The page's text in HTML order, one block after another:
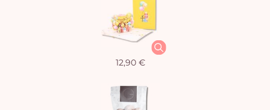
12,90 €